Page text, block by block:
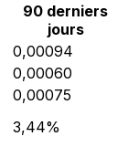
90 derniers
jours
0,00094
0,00060
0,00075
3,44%